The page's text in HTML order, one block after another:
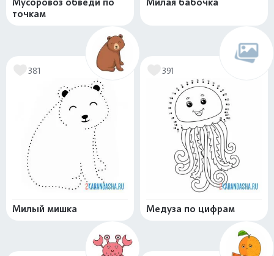
точкам
381
Милый мишка
391
Медуза по цифрам